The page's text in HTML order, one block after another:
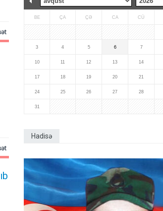
BE ÇA ÇƏ CA CÜ
3 4 5 6 7
10 11 12 13 14
17 18 19 20 21
24 25 26 27 28
31
Hadisə